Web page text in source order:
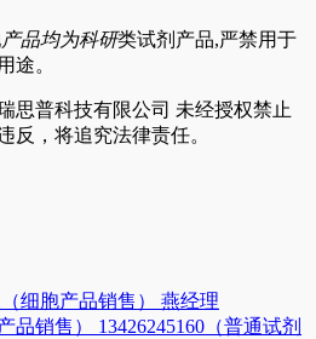
产品均为科研类试剂产品,严禁用于
途。
思普科技有限公司 未经授权禁止
反，将追究法律责任。
细胞产品销售） 燕经理
品销售） 13426245160（普通试剂